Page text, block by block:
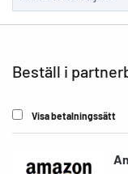
Beställ i
Visa betalningssätt